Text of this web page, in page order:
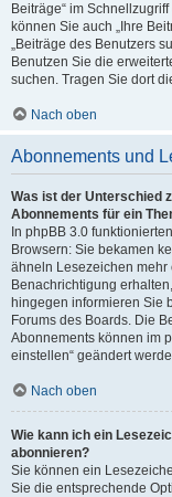
Beiträge“ im
können Sie auch „Ihre
„Beiträge des Benutzers
Benutzen Sie die
suchen. Tragen Sie dort
Nach oben
Abonnements und
Was ist der Unterschied
Abonnements für ein
In phpBB 3.0
Browsern: Sie bekamen
ähneln Lesezeichen mehr
Benachrichtigung
hingegen informieren Sie
Forums des Boards. Die
Abonnements können im
einstellen“ geändert
Nach oben
Wie kann ich ein
abonnieren?
Sie können ein
Sie die entsprechende